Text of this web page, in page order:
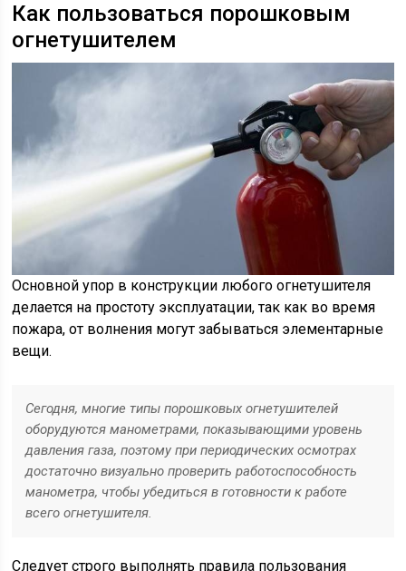
Как пользоваться порошковым
огнетушителем
Основной упор в конструкции любого огнетушителя
делается на простоту эксплуатации, так как во время
пожара, от волнения могут забываться элементарные
вещи.
Cегодня, многие типы порошковых огнетушителей
оборудуются манометрами, показывающими уровень
давления газа, поэтому при периодических осмотрах
достаточно визуально проверить работоспособность
манометра, чтобы убедиться в готовности к работе
всего огнетушителя.
Следует строго выполнять правила пользования